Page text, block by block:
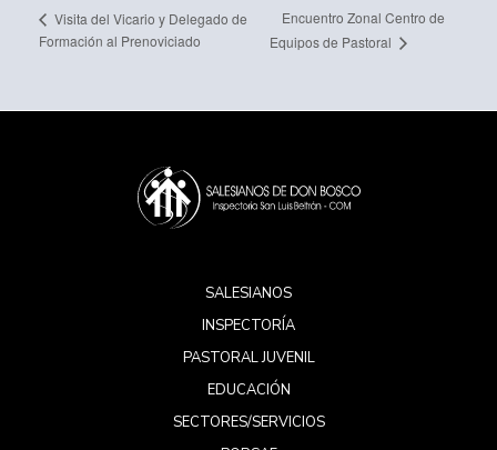
Visita del Vicario y Delegado de
Formación al Prenoviciado
Encuentro Zonal Centro de
Equipos de Pastoral
SALESIANOS
INSPECTORÍA
PASTORAL JUVENIL
EDUCACIÓN
SECTORES/SERVICIOS